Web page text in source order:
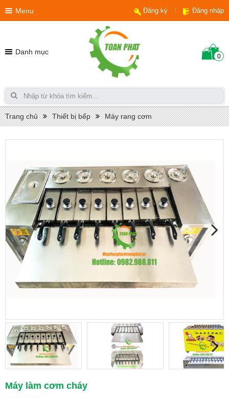
Menu Đăng ký Đăng nhập
Danh mục
0
Trang chủ Thiết bị bếp Máy rang cơm
Máy làm cơm cháy